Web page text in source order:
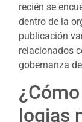
recién se
dentro de la
publicación
relacionados
gobernanza
logias